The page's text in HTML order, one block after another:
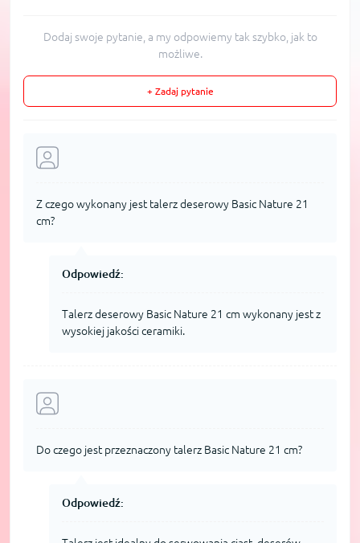
Dodaj swoje pytanie, a my odpowiemy tak szybko, jak to
możliwe.
+ Zadaj pytanie
Z czego wykonany jest talerz deserowy Basic Nature 21
cm?
Odpowiedź:
Talerz deserowy Basic Nature 21 cm wykonany jest z
wysokiej jakości ceramiki.
Do czego jest przeznaczony talerz Basic Nature 21 cm?
Odpowiedź: